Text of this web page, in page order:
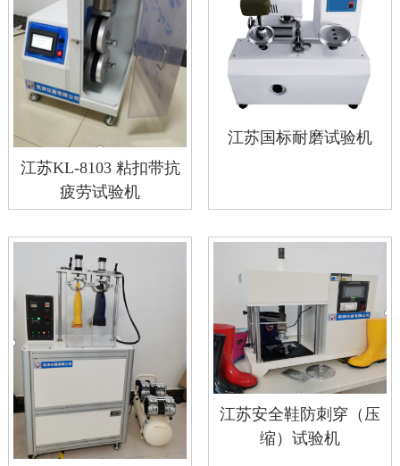
江苏KL-8103 粘扣带抗
疲劳试验机
江苏国标耐磨试验机
江苏安全鞋防刺穿（压
缩）试验机